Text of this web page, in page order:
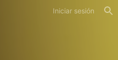
Iniciar sesión